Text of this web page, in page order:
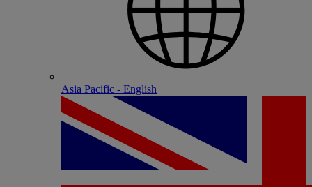
Asia Pacific - English